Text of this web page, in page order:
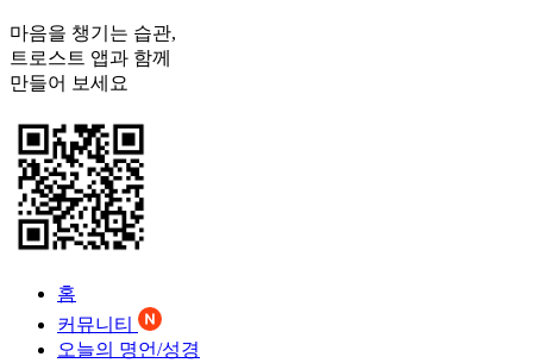
마음을 챙기는 습관,
트로스트 앱과 함께
만들어 보세요
홈
커뮤니티
오늘의 명언/성경